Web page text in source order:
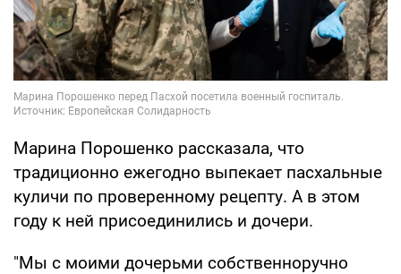
Марина Порошенко рассказала, что
традиционно ежегодно выпекает пасхальные
куличи по проверенному рецепту. А в этом
году к ней присоединились и дочери.
"Мы с моими дочерьми собственноручно